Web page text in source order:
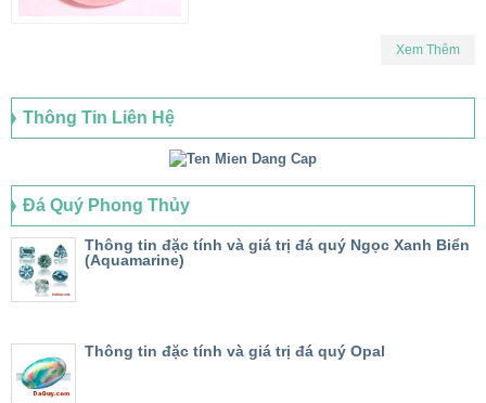
Xem Thêm
Thông Tin Liên Hệ
Đá Quý Phong Thủy
Thông tin đặc tính và giá trị đá quý Ngọc Xanh Biển
(Aquamarine)
Thông tin đặc tính và giá trị đá quý Opal